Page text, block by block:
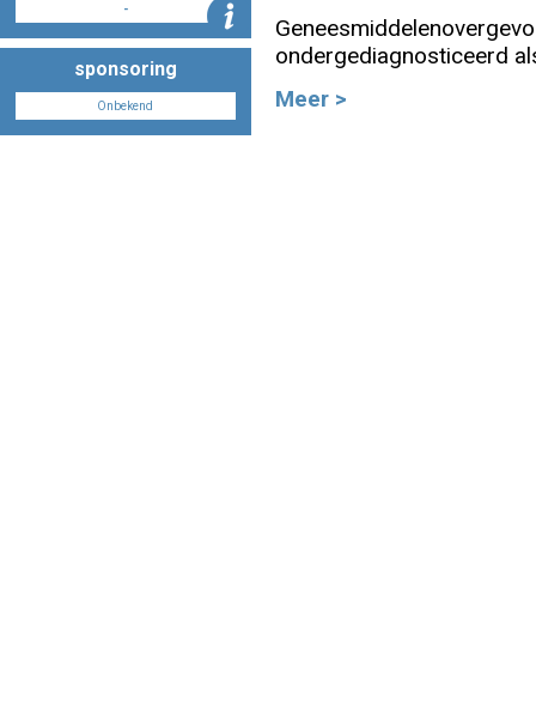
Inloggen
-
sponsoring
Onbekend
ondergediagnosticeerd
Meer >